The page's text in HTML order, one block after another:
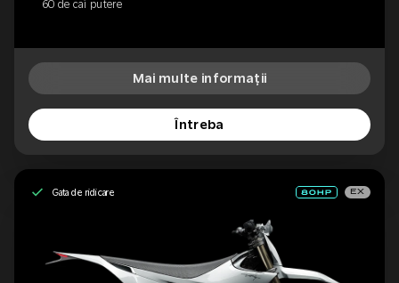
60 de cai putere
Mai multe informații
Întreba
Gata de ridicare EX